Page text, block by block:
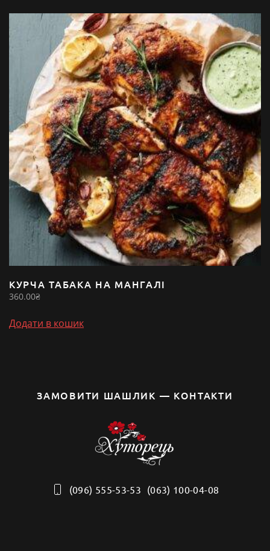
КУРЧА ТАБАКА НА МАНГАЛІ
360.00₴
Додати в кошик
ЗАМОВИТИ ШАШЛИК — КОНТАКТИ
(096) 555-53-53 (063) 100-04-08